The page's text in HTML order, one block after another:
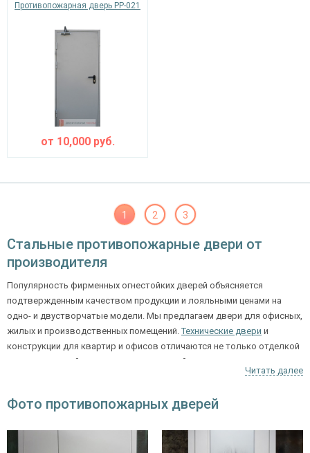
Противопожарная дверь PP-021
от 10,000руб.
1 2 3
Стальные противопожарные двери от
производителя
Популярность фирменных огнестойких дверей объясняется
подтвержденным качеством продукции и лояльными ценами на
одно- и двустворчатые модели. Мы предлагаем двери для офисных,
жилых и производственных помещений.Технические двери и
конструкции для квартир и офисов отличаются не только отделкой
и комплектацией, но и пределом огнестойкости.
согласовывают детали входной конструкции.
подобрать правильные габариты полотна.
Продукция нашего завода характеризуется высокими
Читать далее
Фото противопожарных дверей